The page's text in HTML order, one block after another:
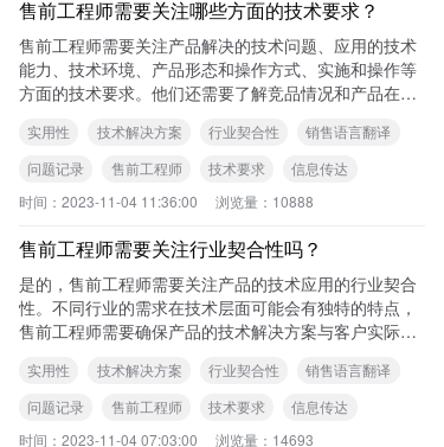
售前工程师需要关注哪些方面的技术要求？
售前工程师需要关注产品解决的技术问题、应用的技术
能力、技术环境、产品形态和操作方式、实施和操作等
方面的技术要求。他们还需要了解竞品情况和产品在各
实用性 技术解决方案 行业契合性
销售语言翻译
问题记录
售前工程师 技术要求
信息传达
时间： 2023-11-04 11:36:00 浏览量： 10888
售前工程师需要关注行业契合性吗？
是的，售前工程师需要关注产品的技术应用的行业契合
性。不同行业的需求在技术层面可能会有独特的特点，
售前工程师需要确保产品的技术解决方案与客户实际的
实用性 技术解决方案 行业契合性
销售语言翻译
问题记录
售前工程师 技术要求
信息传达
时间： 2023-11-04 07:03:00 浏览量： 14693